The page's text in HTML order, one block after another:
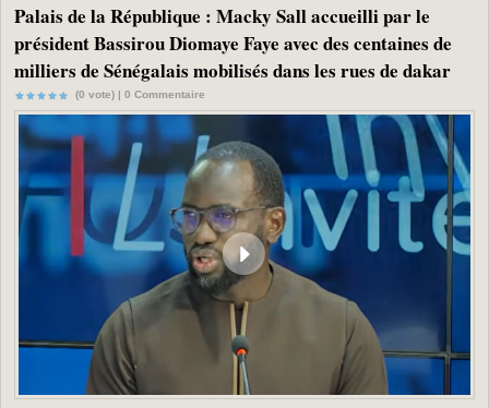
Palais de la République : Macky Sall accueilli par le
président Bassirou Diomaye Faye avec des centaines de
milliers de Sénégalais mobilisés dans les rues de dakar
(0 vote) | 0 Commentaire